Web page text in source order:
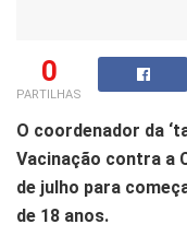
0
PARTILHAS
O coordenador da
Vacinação contra a
de julho para
de 18 anos.